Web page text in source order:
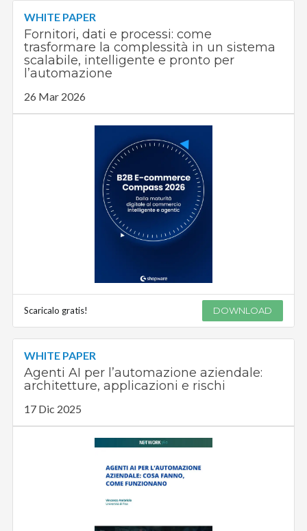
WHITE PAPER
Fornitori, dati e processi: come
trasformare la complessità in un sistema
scalabile, intelligente e pronto per
l’automazione
26 Mar 2026
Scaricalo gratis! DOWNLOAD
WHITE PAPER
Agenti AI per l’automazione aziendale:
architetture, applicazioni e rischi
17 Dic 2025